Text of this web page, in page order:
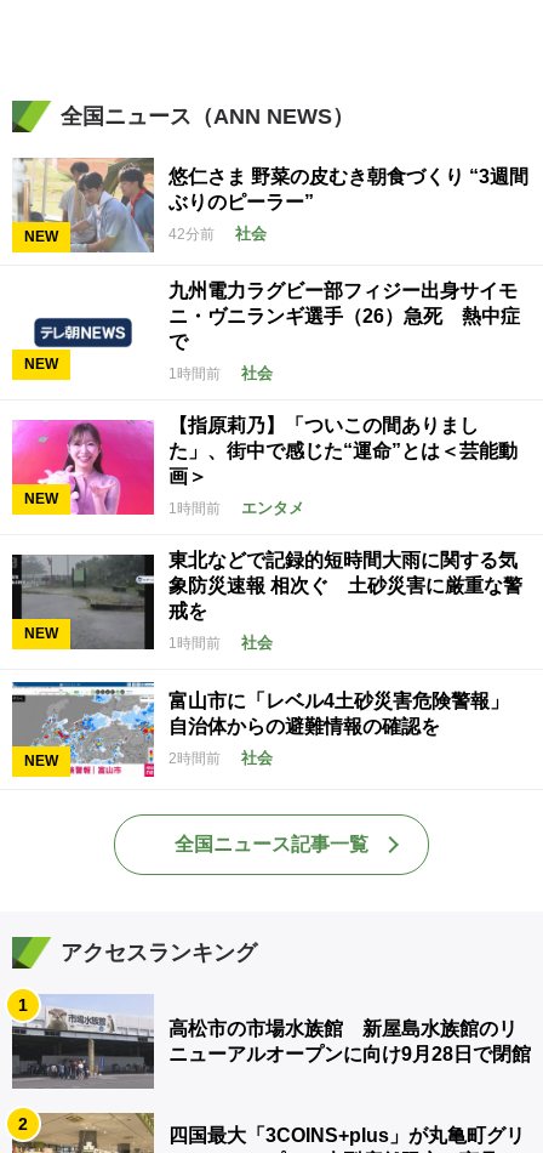
全国ニュース（ANN NEWS）
NEW
悠仁さま 野菜の皮むき朝食づくり “3週間
ぶりのピーラー”
42分前 社会
NEW
九州電力ラグビー部フィジー出身サイモ
ニ・ヴニランギ選手（26）急死 熱中症
で
1時間前 社会
NEW
【指原莉乃】「ついこの間ありまし
た」、街中で感じた“運命”とは＜芸能動
画＞
1時間前 エンタメ
NEW
東北などで記録的短時間大雨に関する気
象防災速報 相次ぐ 土砂災害に厳重な警
戒を
1時間前 社会
NEW
富山市に「レベル4土砂災害危険警報」
自治体からの避難情報の確認を
2時間前 社会
全国ニュース記事一覧
アクセスランキング
1
高松市の市場水族館 新屋島水族館のリ
ニューアルオープンに向け9月28日で閉館
2
四国最大「3COINS+plus」が丸亀町グリ